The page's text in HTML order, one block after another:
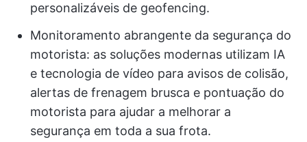
personalizáveis de geofencing.
Monitoramento abrangente da segurança do
motorista: as soluções modernas utilizam IA
e tecnologia de vídeo para avisos de colisão,
alertas de frenagem brusca e pontuação do
motorista para ajudar a melhorar a
segurança em toda a sua frota.